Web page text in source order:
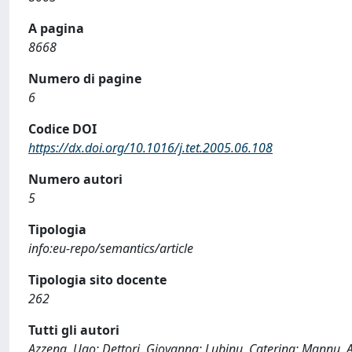
A pagina
8668
Numero di pagine
6
Codice DOI
https://dx.doi.org/10.1016/j.tet.2005.06.108
Numero autori
5
Tipologia
info:eu-repo/semantics/article
Tipologia sito docente
262
Tutti gli autori